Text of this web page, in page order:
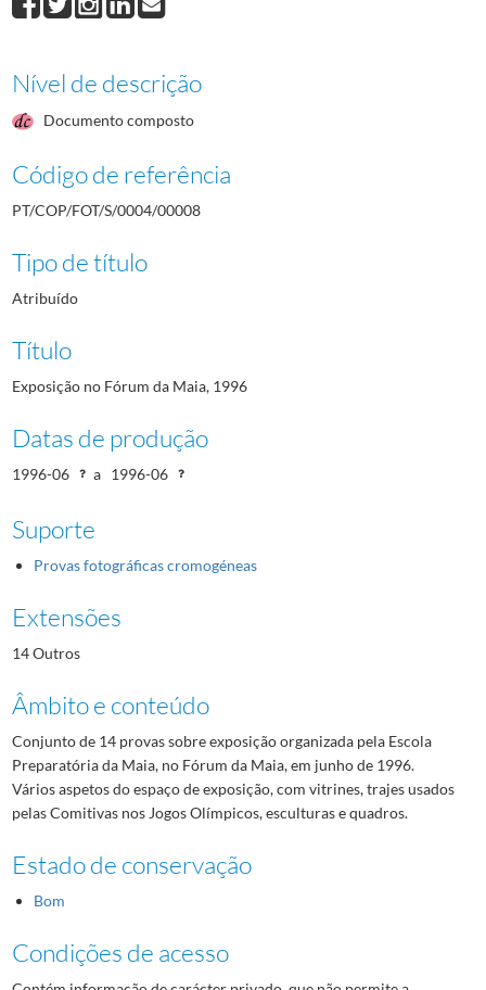
Nível de descrição
Documento composto
Código de referência
PT/COP/FOT/S/0004/00008
Tipo de título
Atribuído
Título
Exposição no Fórum da Maia, 1996
Datas de produção
1996-06 a 1996-06
Suporte
Provas fotográficas cromogéneas
Extensões
14 Outros
Âmbito e conteúdo
Conjunto de 14 provas sobre exposição organizada pela Escola
Preparatória da Maia, no Fórum da Maia, em junho de 1996.
Vários aspetos do espaço de exposição, com vitrines, trajes usados
pelas Comitivas nos Jogos Olímpicos, esculturas e quadros.
Estado de conservação
Bom
Condições de acesso